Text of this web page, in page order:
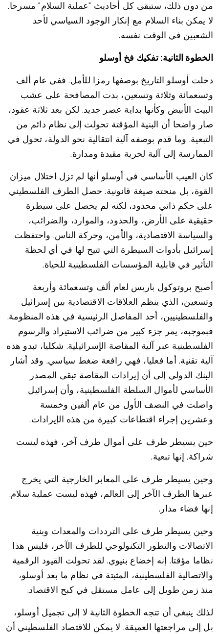
من دون ذلك، ستبقى كل أحاديث "عملية السلام" مسرحا.
لا يمكن بناء السلام مع إنكار الوجود السياسي لأحد
الشعبين في الوقت نفسه.
الخطوة الثانية: تفكيك فخ أوسلو
دخلت أوسلو التاريخ بوصفها رمزا للأمل. ففي عام ألف
وتسعمائة وثلاثة وتسعين، بدت المصافحة على عشب
البيت الأبيض وكأنها بداية عصر جديد. لكن بعد ثلاثة عقود،
صار واضحا أن البنية المؤقتة تحولت إلى نظام دائم من
التبعية. وما قدم بوصفه آلية انتقالية نحو الدولة، تحول في
الممارسة إلى آلية لحرية مقيدة ومدارة.
كان العيب الأساسي في أوسلو أنها لم تزل اختلال ميزان
القوة، بل منحته صيغة قانونية. حصل الطرف الفلسطيني
على حكم ذاتي محدود، لكنه لم يحصل على سيطرة
حقيقية على الأرض، والحدود، والموارد، والضرائب،
والسياسة الاقتصادية، والأمن، وحركة الناس. واحتفظت
إسرائيل بأدوات السيطرة التي تتيح لها في أي لحظة
التأثير في قابلية المؤسسات الفلسطينية للحياة.
أصبح بروتوكول باريس لعام ألف وتسعمائة وأربعة
وتسعين، الذي ينظم العلاقات الاقتصادية بين إسرائيل
والفلسطينيين، أحد المفاصل الرئيسية في هذه المنظومة.
فبموجبه، يمر جزء كبير من ضرائب الاستيراد والرسوم
الفلسطينية عبر آلية المقاصة الإسرائيلية. شكليا، تبدو هذه
آلية تقنية. أما فعليا، فهي رافعة ضغط سياسي. وقد أشار
البنك الدولي إلى أن إيرادات المقاصة تبقى المصدر
الأساسي لأموال السلطة الفلسطينية، وأن إسرائيل
واصلت في النصف الأول من عام ألفين وخمسة
وعشرين إجراء اقتطاعات كبيرة من هذه الإيرادات.
حين يسيطر طرف على أموال طرف آخر، فهذه ليست
شراكة. إنها تبعية.
وحين يسيطر طرف على المعابر الخارجية التي يخرج
عبرها الطرف الآخر إلى العالم، فهذه ليست عملية سلام.
إنها فضاء مدار.
وحين يسيطر طرف على الترددات والمعدات وبنية
الاتصالات والتطور التكنولوجي للطرف الآخر، فليس هذا
نظاما مؤقتا. إنه إخضاع بنيوي. لقد تحولت القيود الرقمية
والاتصالية الفلسطينية، المثبتة في نظام ما بعد أوسلو،
منذ زمن طويل إلى عامل مستقل في كبح الاقتصاد.
لذلك ينبغي أن تتجه الخطوة الثانية لا إلى تجميل أوسلو،
بل إلى مراجعتها العميقة. لا يمكن للاقتصاد الفلسطيني أن